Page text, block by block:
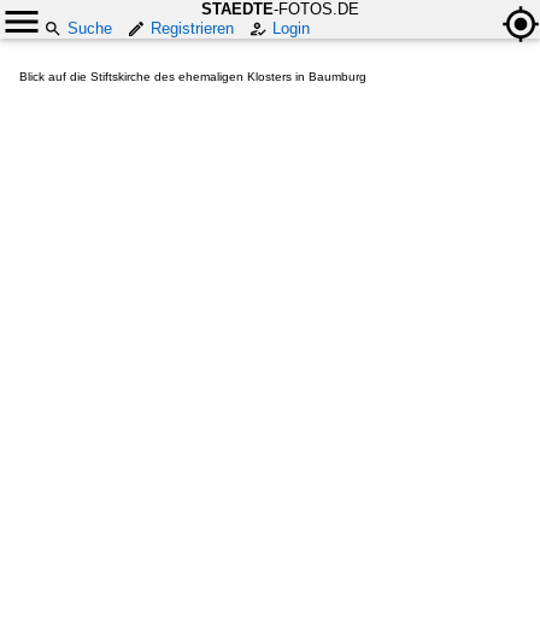
STAEDTE-FOTOS.DE
Suche
Registrieren Login
Blick auf die Stiftskirche des ehemaligen Klosters in Baumburg